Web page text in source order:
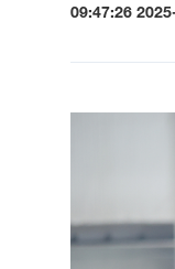
09:47:26